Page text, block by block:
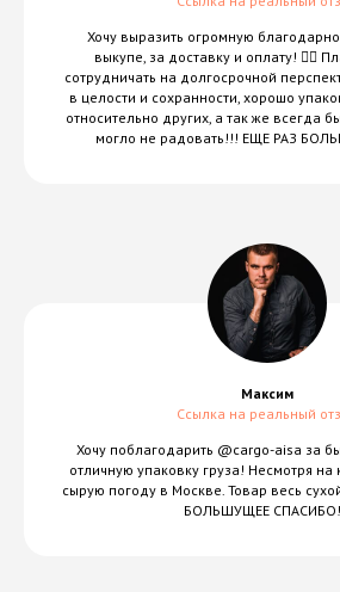
Хочу выразить огромную
выкупе, за доставку и оплату! 👍🏻
сотрудничать на долгосрочной
в целости и сохранности, хорошо
относительно других, а так же всегда
могло не радовать!!! ЕЩЕ РАЗ
Максим
Ссылка на реальный
Хочу поблагодарить @cargo-aisa за
отличную упаковку груза! Несмотря на
сырую погоду в Москве. Товар весь
БОЛЬШУЩЕЕ